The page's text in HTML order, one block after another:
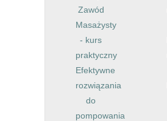
Zawód
Masażysty
- kurs
praktyczny
Efektywne
rozwiązania
do
pompowania